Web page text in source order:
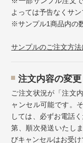
よっては予告なくサ
※サンプル1商品内の
サンプルのご注文方
注⽂内容の変
ご注文状況が「注文
ャンセル可能です。
しては、必ずお電話
第、順次発送いたし
びキャンセルはお受け